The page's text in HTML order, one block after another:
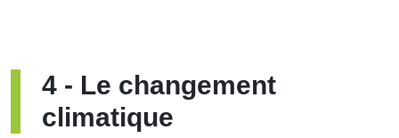
4 - Le changement
climatique